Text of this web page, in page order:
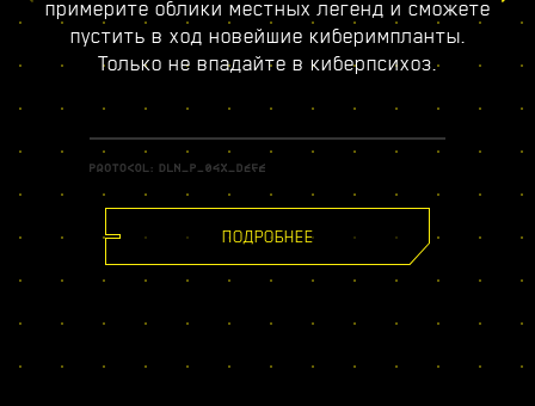
примерите облики местных легенд и сможете
пустить в ход новейшие киберимпланты.
Только не впадайте в киберпсихоз.
ПОДРОБНЕЕ